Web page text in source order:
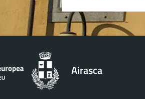
Airasca